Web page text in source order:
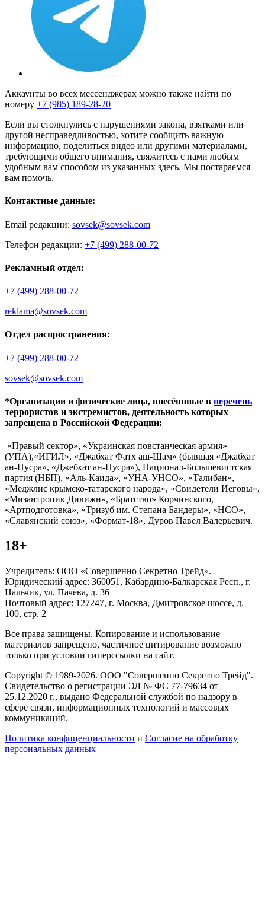
Аккаунты во всех мессенджерах можно также найти по
номеру +7 (985) 189-28-20
Если вы столкнулись с нарушениями закона, взятками или
другой несправедливостью, хотите сообщить важную
информацию, поделиться видео или другими материалами,
требующими общего внимания, свяжитесь с нами любым
удобным вам способом из указанных здесь. Мы постараемся
вам помочь.
Контактные данные:
Email редакции: sovsek@sovsek.com
Телефон редакции: +7 (499) 288-00-72
Рекламный отдел:
+7 (499) 288-00-72
reklama@sovsek.com
Отдел распространения:
+7 (499) 288-00-72
sovsek@sovsek.com
*Организации и физические лица, внесённные в перечень
террористов и экстремистов, деятельность которых
запрещена в Российской Федерации:
«Правый сектор», «Украинская повстанческая армия»
(УПА),«ИГИЛ», «Джабхат Фатх аш-Шам» (бывшая «Джабхат
ан-Нусра», «Джебхат ан-Нусра»), Национал-Большевистская
партия (НБП), «Аль-Каида», «УНА-УНСО», «Талибан»,
«Меджлис крымско-татарского народа», «Свидетели Иеговы»,
«Мизантропик Дивижн», «Братство» Корчинского,
«Артподготовка», «Тризуб им. Степана Бандеры», «НСО»,
«Славянский союз», «Формат-18», Дуров Павел Валерьевич.
18+
Учредитель: ООО «Совершенно Секретно Трейд».
Юридический адрес: 360051, Кабардино-Балкарская Респ., г.
Нальчик, ул. Пачева, д. 36
Почтовый адрес: 127247, г. Москва, Дмитровское шоссе, д.
100, стр. 2
Все права защищены. Копирование и использование
материалов запрещено, частичное цитирование возможно
только при условии гиперссылки на сайт.
Copyright © 1989-2026. ООО "Совершенно Секретно Трейд".
Свидетельство о регистрации ЭЛ № ФС 77-79634 от
25.12.2020 г., выдано Федеральной службой по надзору в
сфере связи, информационных технологий и массовых
коммуникаций.
Политика конфиценциальности и Согласие на обработку
персональных данных